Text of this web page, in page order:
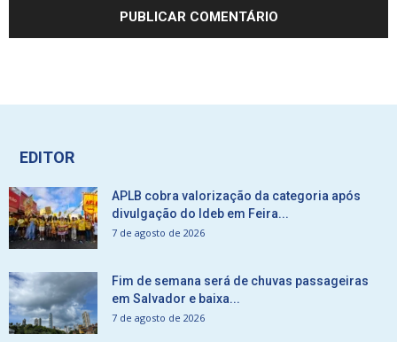
EDITOR
APLB cobra valorização da categoria após
divulgação do Ideb em Feira...
7 de agosto de 2026
Fim de semana será de chuvas passageiras
em Salvador e baixa...
7 de agosto de 2026